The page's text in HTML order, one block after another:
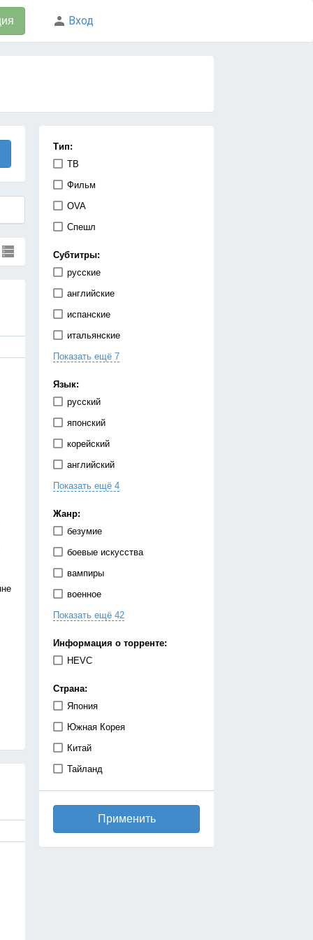
Вход
Тип:
ТВ
Фильм
OVA
Спешл
Субтитры:
русские
английские
испанские
итальянские
китайские
немецкие
португальские
тайские
французские
японские
Показать ещё 7
Язык:
русский
японский
корейский
английский
испанский
немецкий
украинский
Показать ещё 4
Жанр:
безумие
боевые искусства
вампиры
военное
гарем
детектив
киберпанк
комедия
космос
Показать ещё 42
Информация о торренте:
HEVC
Страна:
Япония
Южная Корея
Китай
Тайланд
Применить